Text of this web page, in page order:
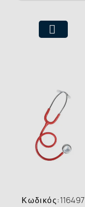
Κωδικός:116497